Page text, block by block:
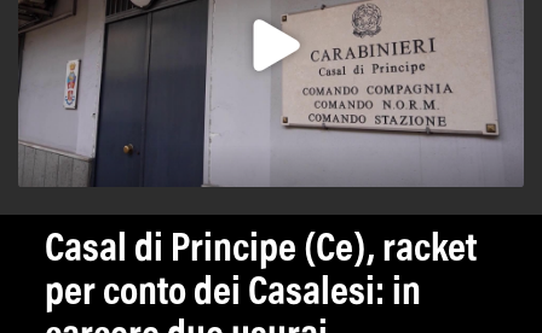
Casal di Principe (Ce), racket
per conto dei Casalesi: in